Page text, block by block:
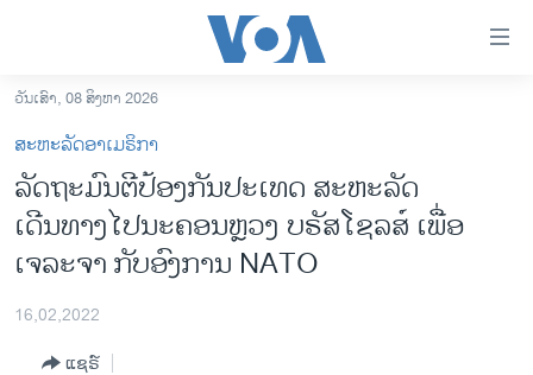
ເຂົ້າ
ຫາ
ຂ້າມ
ຂ້າມ
ຂ້າມ
ໄປ
ຫາ
ຊອກ
ລາວ
ອາເມຣິກາ
ການເລືອກຕັ້ງ ປະທານາທີບໍດີ ສະຫະລັດ 2024
ວັນເສົາ, 08 ສິງຫາ 2026
ສະຫະລັດອາເມຣິກາ
ລັດຖະມົນຕີປ້ອງກັນປະເທດ ສະຫະລັດ
ເດີນທາງໄປນະຄອນຫຼວງ ບຣັສໂຊລສ໌ ເພື່ອ
ເຈລະຈາ​ ກັບອົງການ NATO
16,02,2022
ແຊຣ໌